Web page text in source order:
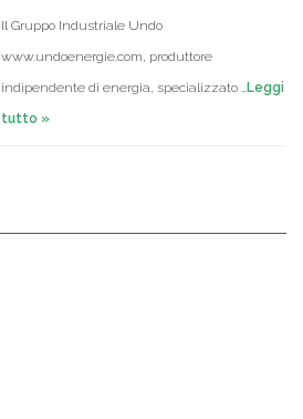
Il Gruppo Industriale Undo
www.undoenergie.com, produttore
indipendente di energia, specializzato …Leggi
tutto »